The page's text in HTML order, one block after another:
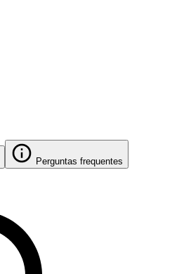
Perguntas frequentes